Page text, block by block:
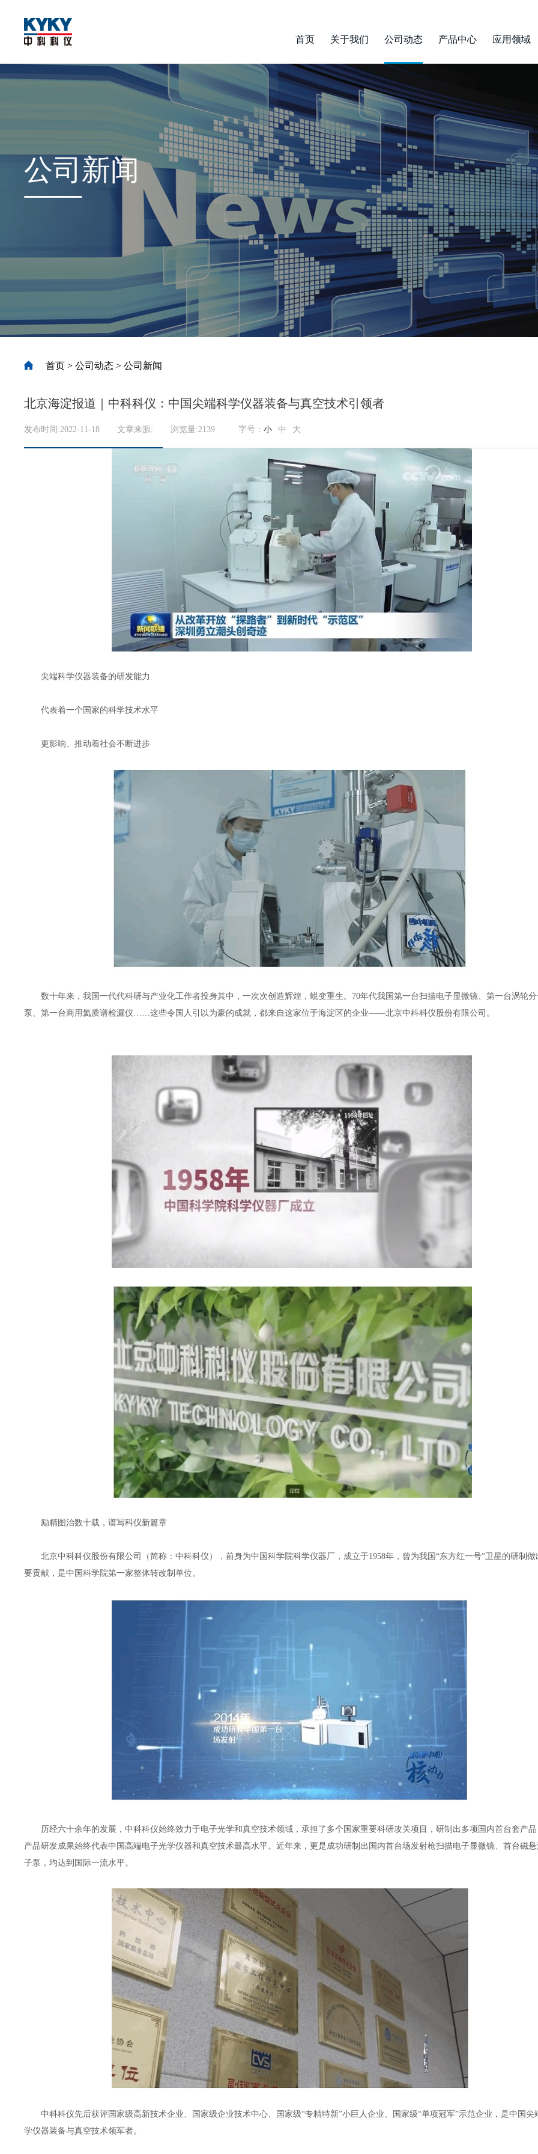
首页 关于我们 公司动态 产品中心 应用领域
公司 新闻
首页 >公司动态 >公司新闻
北京海淀报道｜中科科仪：中国尖端科学仪器装备与真空技术引领者
发布时间:2022-11-18 文章来源: 浏览量:2139 字号：小 中 大
尖端科学仪器装备的研发能力
代表着一个国家的科学技术水平
更影响、推动着社会不断进步
数十年来，我国一代代科研与产业化工作者投身其中，一次次创造辉煌，蜕变重生。70年代我国第一台扫描电子显微镜、第一台涡轮
泵、第一台商用氦质谱检漏仪……这些令国人引以为豪的成就，都来自这家位于海淀区的企业——北京中科科仪股份有限公司。
励精图治数十载，谱写科仪新篇章
北京中科科仪股份有限公司（简称：中科科仪），前身为中国科学院科学仪器厂，成立于1958年，曾为我国“东方红一号”卫星的研制做
要贡献，是中国科学院第一家整体转改制单位。
历经六十余年的发展，中科科仪始终致力于电子光学和真空技术领域，承担了多个国家重要科研攻关项目，研制出多项国内首台套产
产品研发成果始终代表中国高端电子光学仪器和真空技术最高水平。近年来，更是成功研制出国内首台场发射枪扫描电子显微镜、首台磁
子泵，均达到国际一流水平。
中科科仪先后获评国家级高新技术企业、国家级企业技术中心、国家级“专精特新”小巨人企业、国家级“单项冠军”示范企业，是中国尖
学仪器装备与真空技术领军者。